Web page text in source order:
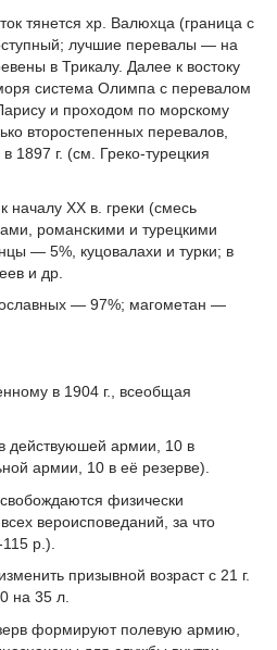
тянется хр. Валюхца (граница с
лучшие перевалы — на
в Трикалу. Далее к востоку
система Олимпа с перевалом
и проходом по морскому
второстепенных перевалов,
1897 г. (см. Греко-турецкия
XX в. греки (смесь
романскими и турецкими
— 5%, куцовалахи и турки; в
и др.
— 97%; магометан —
в 1904 г., всеобщая
действуюшей армии, 10 в
армии, 10 в её резерве).
физически
вероисповеданий, за что
р.).
призывной возраст с 21 г.
на 35 л.
формируют полевую армию,